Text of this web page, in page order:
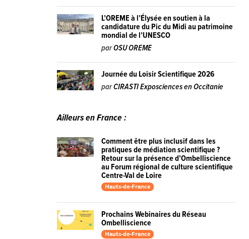
L’OREME à l’Élysée en soutien à la
candidature du Pic du Midi au patrimoine
mondial de l’UNESCO
parOSU OREME
Journée du Loisir Scientifique 2026
parCIRASTI Exposciences en Occitanie
Ailleurs en France :
Comment être plus inclusif dans les
pratiques de médiation scientifique ?
Retour sur la présence d’Ombelliscience
au Forum régional de culture scientifique
Centre-Val de Loire
Hauts-de-France
Prochains Webinaires du Réseau
Ombelliscience
Hauts-de-France